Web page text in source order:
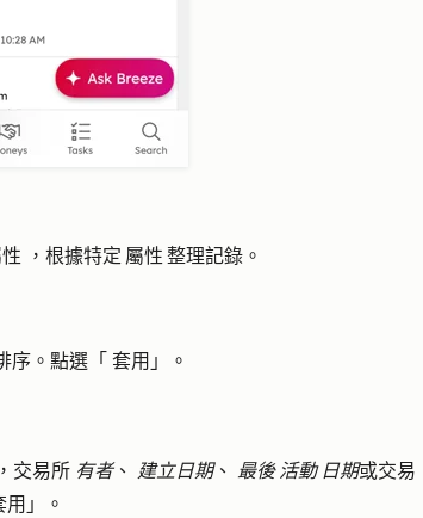
，根據特定 屬性 整理記錄。
序。點選「 套用 」。
交易所 有者、 建立日期、 最後 活動 日期或交易
用 」。